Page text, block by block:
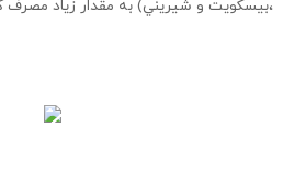
،بيسكويت و شيريني) به مقدار زياد مصرف